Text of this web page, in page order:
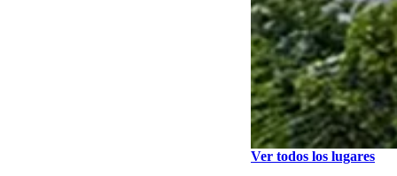
Ver todos los lugares